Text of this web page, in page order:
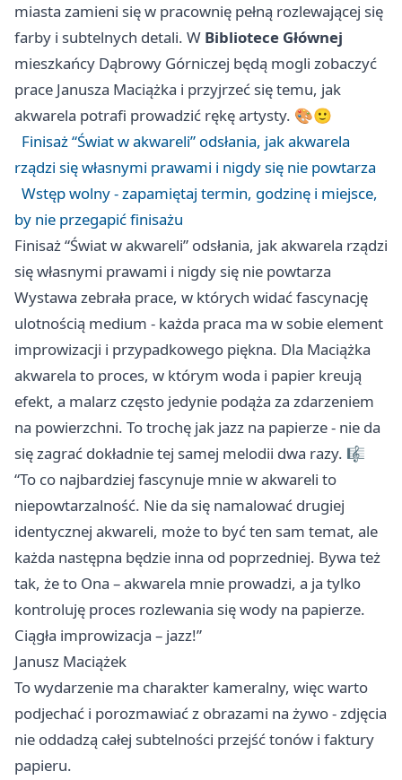
miasta zamieni się w pracownię pełną rozlewającej się
farby i subtelnych detali. W Bibliotece Głównej
mieszkańcy Dąbrowy Górniczej będą mogli zobaczyć
prace Janusza Maciążka i przyjrzeć się temu, jak
akwarela potrafi prowadzić rękę artysty. 🎨🙂
Finisaż “Świat w akwareli” odsłania, jak akwarela
rządzi się własnymi prawami i nigdy się nie powtarza
Wstęp wolny - zapamiętaj termin, godzinę i miejsce,
by nie przegapić finisażu
Finisaż “Świat w akwareli” odsłania, jak akwarela rządzi
się własnymi prawami i nigdy się nie powtarza
Wystawa zebrała prace, w których widać fascynację
ulotnością medium - każda praca ma w sobie element
improwizacji i przypadkowego piękna. Dla Maciążka
akwarela to proces, w którym woda i papier kreują
efekt, a malarz często jedynie podąża za zdarzeniem
na powierzchni. To trochę jak jazz na papierze - nie da
się zagrać dokładnie tej samej melodii dwa razy. 🎼
“To co najbardziej fascynuje mnie w akwareli to
niepowtarzalność. Nie da się namalować drugiej
identycznej akwareli, może to być ten sam temat, ale
każda następna będzie inna od poprzedniej. Bywa też
tak, że to Ona – akwarela mnie prowadzi, a ja tylko
kontroluję proces rozlewania się wody na papierze.
Ciągła improwizacja – jazz!”
Janusz Maciążek
To wydarzenie ma charakter kameralny, więc warto
podjechać i porozmawiać z obrazami na żywo - zdjęcia
nie oddadzą całej subtelności przejść tonów i faktury
papieru.